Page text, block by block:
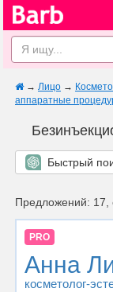
→ Лицо →
аппаратные
Быстрый
Предложений: 17,
PRO
Анна
косметолог-